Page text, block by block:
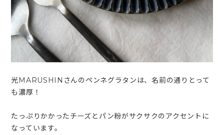
光MARUSHINさんのペンネグラタンは、名前の通りとって
も濃厚！
たっぷりかかったチーズとパン粉がサクサクのアクセントに
なっています。